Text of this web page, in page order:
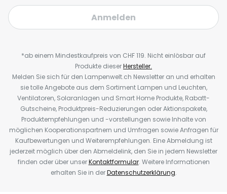
Anmelden
*ab einem Mindestkaufpreis von CHF 119. Nicht einlösbar auf
Produkte dieserHersteller.
Melden Sie sich für den Lampenwelt.ch Newsletter an und erhalten
sie tolle Angebote aus dem Sortiment Lampen und Leuchten,
Ventilatoren, Solaranlagen und Smart Home Produkte, Rabatt-
Gutscheine, Produktpreis-Reduzierungen oder Aktionspakete,
Produktempfehlungen und -vorstellungen sowie Inhalte von
möglichen Kooperationspartnern und Umfragen sowie Anfragen für
Kaufbewertungen und Weiterempfehlungen. Eine Abmeldung ist
jederzeit möglich über den Abmeldelink, den Sie in jedem Newsletter
finden oder über unserKontaktformular. Weitere Informationen
erhalten Sie in derDatenschutzerklärung.